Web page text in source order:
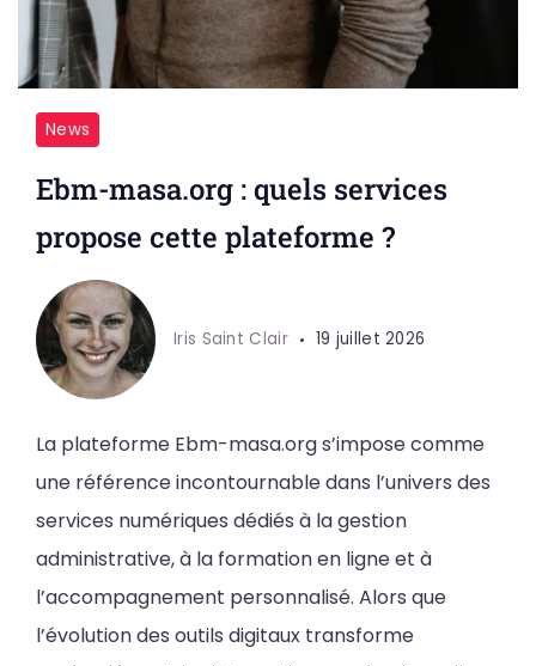
News
Ebm-masa.org : quels services
propose cette plateforme ?
Iris Saint Clair 19 juillet 2026
La plateforme Ebm-masa.org s’impose comme
une référence incontournable dans l’univers des
services numériques dédiés à la gestion
administrative, à la formation en ligne et à
l’accompagnement personnalisé. Alors que
l’évolution des outils digitaux transforme